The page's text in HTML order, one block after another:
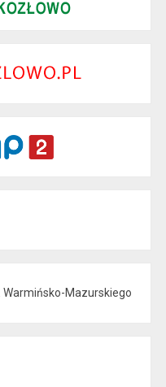
Warmińsko-Mazurskiego